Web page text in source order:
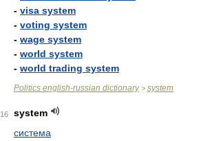
- visa system
- voting system
- wage system
- world system
- world trading system
Politics english-russian dictionary> system
16
system
система